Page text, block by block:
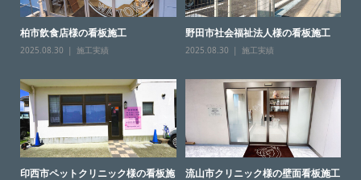
柏市飲食店様の看板施工
2025.08.30 施工実績
野田市社会福祉法人様の看板施工
2025.08.30 施工実績
印西市ペットクリニック様の看板施 流山市クリニック様の壁面看板施工